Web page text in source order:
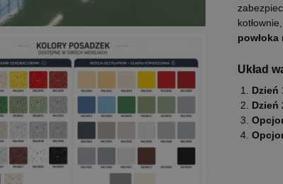
Układ
Dzień
Dzień